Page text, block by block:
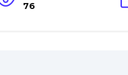
76